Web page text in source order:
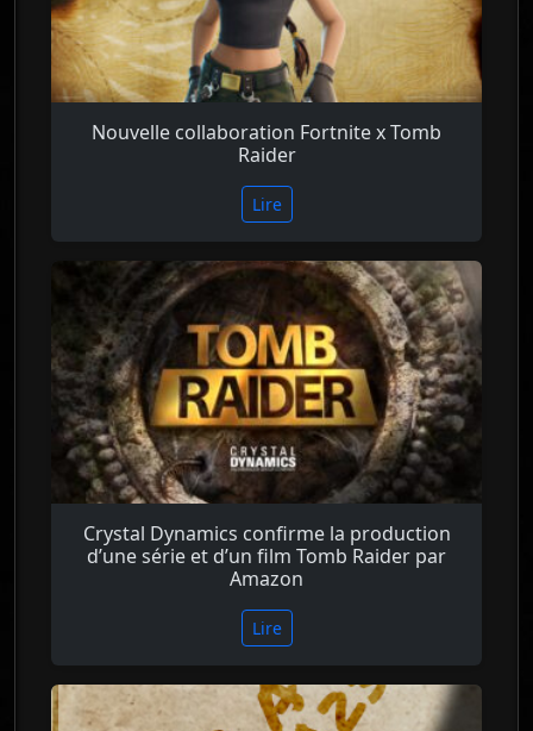
Nouvelle collaboration Fortnite x Tomb
Raider
Lire
Crystal Dynamics confirme la production
d’une série et d’un film Tomb Raider par
Amazon
Lire